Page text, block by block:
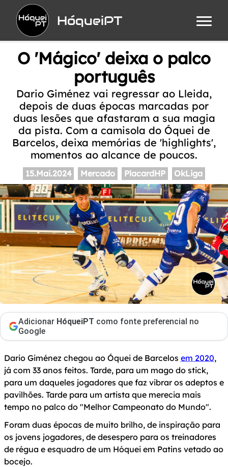
HóqueiPT
O 'Mágico' deixa o palco
português
Dario Giménez vai regressar ao Lleida,
depois de duas épocas marcadas por
duas lesões que afastaram a sua magia
da pista. Com a camisola do Óquei de
Barcelos, deixa memórias de 'highlights',
momentos ao alcance de poucos.
15.Mai.2024 Mercado PlacardHP OkLiga
Adicionar HóqueiPT como fonte preferencial no
Google
Dario Giménez chegou ao Óquei de Barcelos em 2020,
já com 33 anos feitos. Tarde, para um mago do stick,
para um daqueles jogadores que faz vibrar os adeptos e
pavilhões. Tarde para um artista que merecia mais
tempo no palco do "Melhor Campeonato do Mundo".
Foram duas épocas de muito brilho, de inspiração para
os jovens jogadores, de desespero para os treinadores
de régua e esquadro de um Hóquei em Patins vetado ao
bocejo.